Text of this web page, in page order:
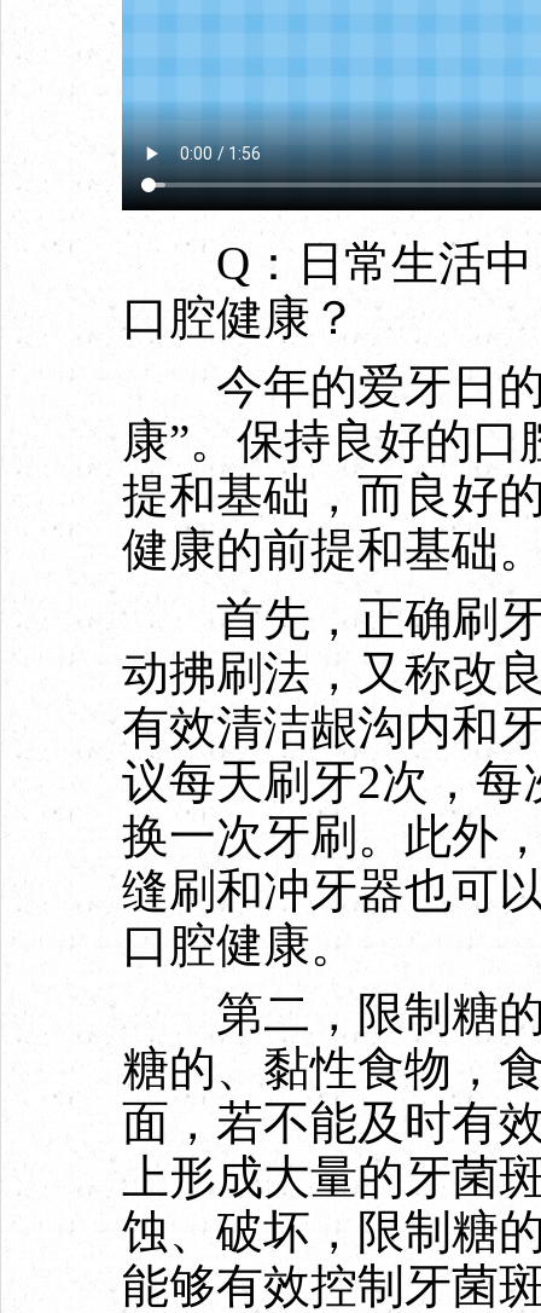
Q：日常生活中
口腔健康？
今年的爱牙日的
康”。保持良好的
提和基础，而良好
健康的前提和基础
首先，正确刷牙
动拂刷法，又称改
有效清洁龈沟内和
议每天刷牙2次，
换一次牙刷。此外
缝刷和冲牙器也可
口腔健康。
第二，限制糖的
糖的、黏性食物，
面，若不能及时
上形成大量的牙菌
蚀、破坏，限制糖
能够有效控制牙菌